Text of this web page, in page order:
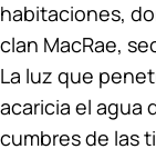
habitaciones,
clan MacRae,
La luz que
acaricia el agua
cumbres de las